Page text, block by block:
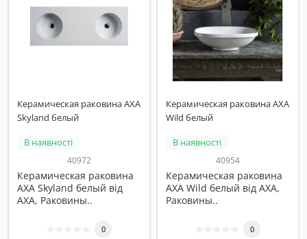
Керамическая раковина AXA
Skyland белый
В наявності
40972
Керамическая раковина
AXA Skyland белый від
AXA, Раковины..
0
Керамическая раковина AXA
Wild белый
В наявності
40954
Керамическая раковина
AXA Wild белый від AXA,
Раковины..
0